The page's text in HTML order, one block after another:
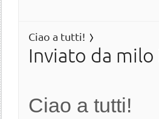
Ciao a tutti!
Inviato da milo
Ciao a tutti!